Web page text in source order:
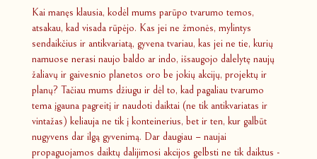
Kai manęs klausia, kodėl mums parūpo tvarumo temos,
atsakau, kad visada rūpėjo. Kas jei ne žmonės, mylintys
sendaikčius ir antikvariatą, gyvena tvariau, kas jei ne tie, kurių
namuose nerasi naujo baldo ar indo, išsaugojo dalelytę naujų
žaliavų ir gaivesnio planetos oro be jokių akcijų, projektų ir
planų? Tačiau mums džiugu ir dėl to, kad pagaliau tvarumo
tema įgauna pagreitį ir naudoti daiktai (ne tik antikvariatas ir
vintažas) keliauja ne tik į konteinerius, bet ir ten, kur galbūt
nugyvens dar ilgą gyvenimą. Dar daugiau – naujai
propaguojamos daiktų dalijimosi akcijos gelbsti ne tik daiktus -